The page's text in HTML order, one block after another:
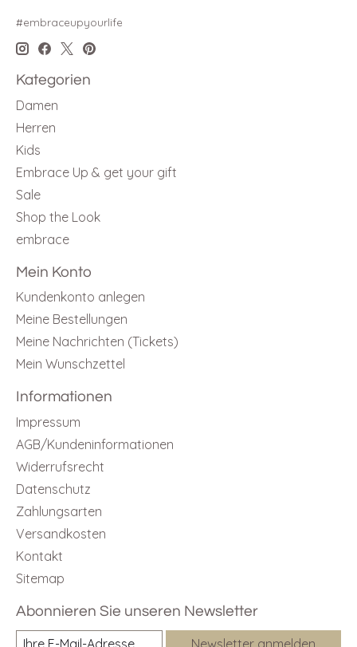
#embraceupyourlife
Kategorien
Damen
Herren
Kids
Embrace Up & get your gift
Sale
Shop the Look
embrace
Mein Konto
Kundenkonto anlegen
Meine Bestellungen
Meine Nachrichten (Tickets)
Mein Wunschzettel
Informationen
Impressum
AGB/Kundeninformationen
Widerrufsrecht
Datenschutz
Zahlungsarten
Versandkosten
Kontakt
Sitemap
Abonnieren Sie unseren Newsletter
Newsletter anmelden